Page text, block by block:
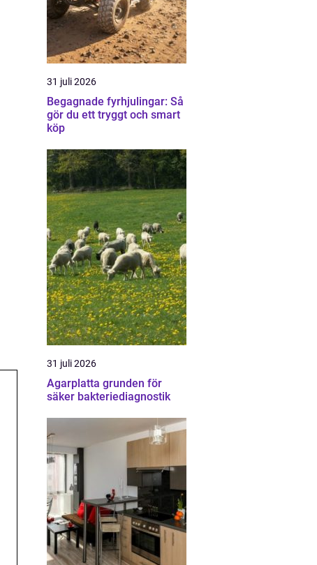
31 juli 2026
Begagnade fyrhjulingar: Så
gör du ett tryggt och smart
köp
31 juli 2026
Agarplatta grunden för
säker bakteriediagnostik